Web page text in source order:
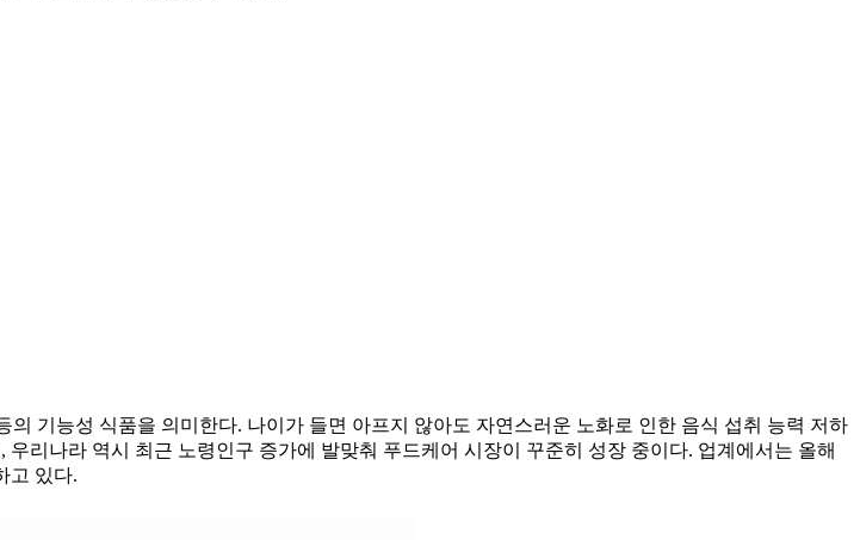
기능성 식품을 의미한다. 나이가 들면 아프지 않아도 자연스러운 노화로 인한 음식 섭취 능력 저하
리나라 역시 최근 노령인구 증가에 발맞춰 푸드케어 시장이 꾸준히 성장 중이다. 업계에서는 올해
고 있다.